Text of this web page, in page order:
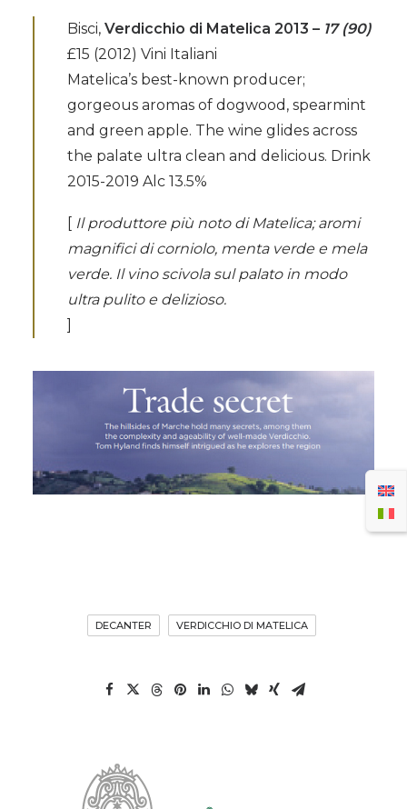
Bisci, Verdicchio di Matelica 2013 – 17 (90)
£15 (2012) Vini Italiani
Matelica’s best-known producer;
gorgeous aromas of dogwood, spearmint
and green apple. The wine glides across
the palate ultra clean and delicious. Drink
2015-2019 Alc 13.5%
[ Il produttore più noto di Matelica; aromi
magnifici di corniolo, menta verde e mela
verde. Il vino scivola sul palato in modo
ultra pulito e delizioso.
]
DECANTER VERDICCHIO DI MATELICA